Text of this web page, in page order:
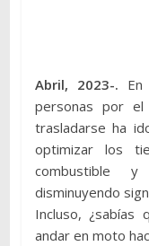
Abril, 2023-.
personas por
trasladarse ha
optimizar los
combustible y
disminuyendo
Incluso, ¿sabías
andar en moto